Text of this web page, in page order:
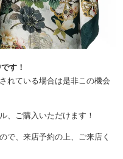
す！
れている場合は是非この機会
、ご購入いただけます！
で、来店予約の上、ご来店く